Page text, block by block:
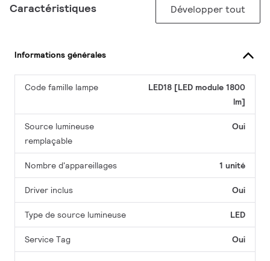
Caractéristiques Développer tout
Informations générales
Code famille lampe
LED18 [LED module 1800
lm]
Source lumineuse
remplaçable
Oui
Nombre d'appareillages 1 unité
Driver inclus Oui
Type de source lumineuse LED
Service Tag Oui